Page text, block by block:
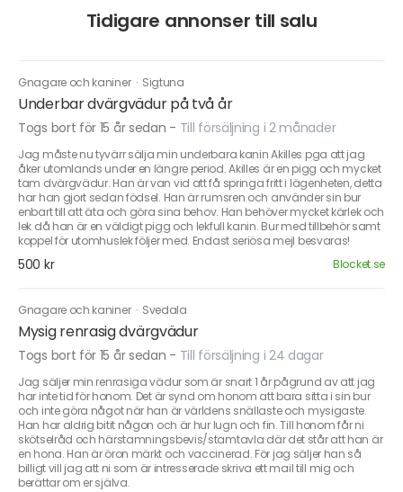
Tidigare annonser till salu
Gnagare och kaniner · Sigtuna
Underbar dvärgvädur på två år
Togs bort för 15 år sedan - Till försäljning i 2 månader
Jag måste nu tyvärr sälja min underbara kanin Akilles pga att jag
åker utomlands under en längre period. Akilles är en pigg och mycket
tam dvärgvädur. Han är van vid att få springa fritt i lägenheten, detta
har han gjort sedan födsel. Han är rumsren och använder sin bur
enbart till att äta och göra sina behov. Han behöver mycket kärlek och
lek då han är en väldigt pigg och lekfull kanin. Bur med tillbehör samt
koppel för utomhuslek följer med. Endast seriösa mejl besvaras!
500 kr Blocket.se
Gnagare och kaniner · Svedala
Mysig renrasig dvärgvädur
Togs bort för 15 år sedan - Till försäljning i 24 dagar
Jag säljer min renrasiga vädur som är snart 1 år pågrund av att jag
har inte tid för honom. Det är synd om honom att bara sitta i sin bur
och inte göra något när han är världens snällaste och mysigaste.
Han har aldrig bitit någon och är hur lugn och fin. Till honom får ni
skötselråd och härstamningsbevis/stamtavla där det står att han är
en hona. Han är öron märkt och vaccinerad. För jag säljer han så
billigt vill jag att ni som är intresserade skriva ett mail till mig och
berättar om er själva.